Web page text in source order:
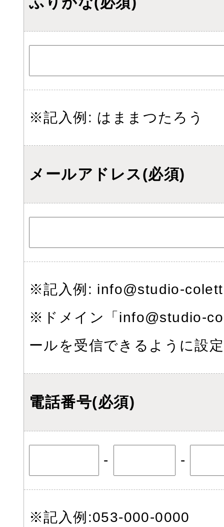
※記入例: はままつたろう
メールアドレス(必須)
※記入例: info@studio-
※ドメイン「info@studio-
ールを受信できるように設
電話番号(必須)
- -
※記入例:053-000-0000